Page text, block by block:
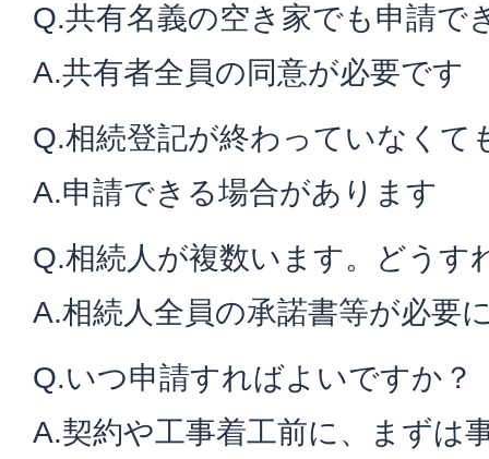
Q.共有名義の空き家でも申請で
A.共有者全員の同意が必要です
Q.相続登記が終わっていなくて
A.申請できる場合があります
Q.相続人が複数います。どうす
A.相続人全員の承諾書等が必要
Q.いつ申請すればよいですか？
A.契約や工事着工前に、まずは